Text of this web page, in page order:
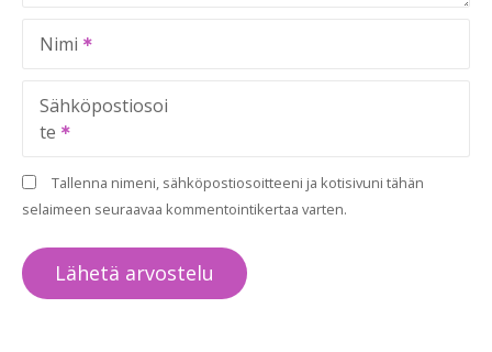
Nimi
Sähköpostiosoi
te
Tallenna nimeni, sähköpostiosoitteeni ja kotisivuni tähän
selaimeen seuraavaa kommentointikertaa varten.